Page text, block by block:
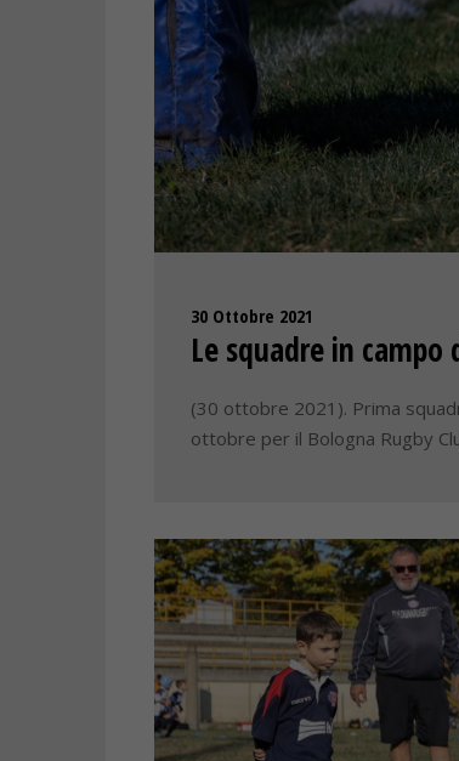
30 Ottobre 2021
Le squadre in
(30 ottobre 2021). Prima
ottobre per il Bologna Rugby